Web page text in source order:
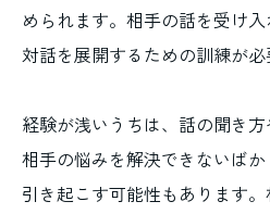
められます。相手の話を受け
対話を展開するための訓練が必
経験が浅いうちは、話の聞き方
相手の悩みを解決できないば
引き起こす可能性もあります